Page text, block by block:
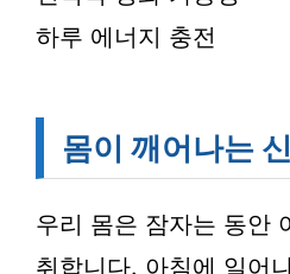
하루 에너지 충전
몸이 깨어나는
우리 몸은 잠자는 동안
취합니다. 아침에 일어